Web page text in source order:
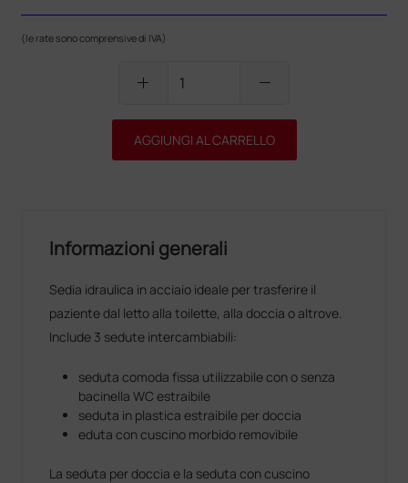
(le rate sono comprensive di IVA)
add remove
AGGIUNGI AL CARRELLO
Informazioni generali
Sedia idraulica in acciaio ideale per trasferire il
paziente dal letto alla toilette, alla doccia o altrove.
Include 3 sedute intercambiabili:
seduta comoda fissa utilizzabile con o senza
bacinella WC estraibile
seduta in plastica estraibile per doccia
eduta con cuscino morbido removibile
La seduta per doccia e la seduta con cuscino